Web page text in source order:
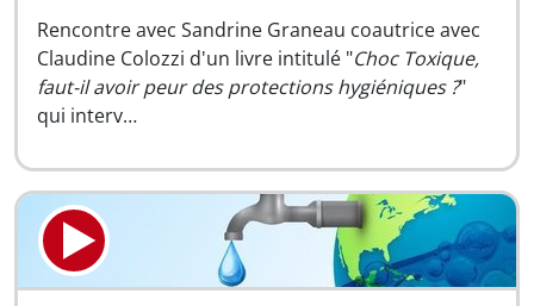
Rencontre avec Sandrine Graneau coautrice avec
Claudine Colozzi d'un livre intitulé "Choc Toxique,
faut-il avoir peur des protections hygiéniques ?"
qui interv…